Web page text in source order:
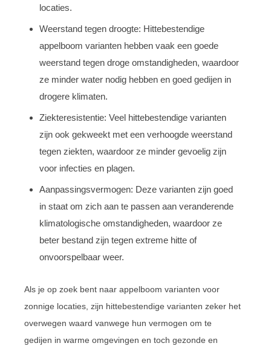
locaties.
Weerstand tegen droogte: Hittebestendige
appelboom varianten hebben vaak een goede
weerstand tegen droge omstandigheden, waardoor
ze minder water nodig hebben en goed gedijen in
drogere klimaten.
Ziekteresistentie: Veel hittebestendige varianten
zijn ook gekweekt met een verhoogde weerstand
tegen ziekten, waardoor ze minder gevoelig zijn
voor infecties en plagen.
Aanpassingsvermogen: Deze varianten zijn goed
in staat om zich aan te passen aan veranderende
klimatologische omstandigheden, waardoor ze
beter bestand zijn tegen extreme hitte of
onvoorspelbaar weer.
Als je op zoek bent naar appelboom varianten voor
zonnige locaties, zijn hittebestendige varianten zeker het
overwegen waard vanwege hun vermogen om te
gedijen in warme omgevingen en toch gezonde en